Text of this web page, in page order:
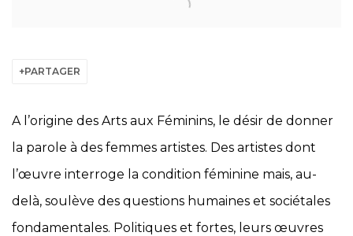
PARTAGER
A l’origine des Arts aux Féminins, le désir de donner
la parole à des femmes artistes. Des artistes dont
l’œuvre interroge la condition féminine mais, au-
delà, soulève des questions humaines et sociétales
fondamentales. Politiques et fortes, leurs œuvres